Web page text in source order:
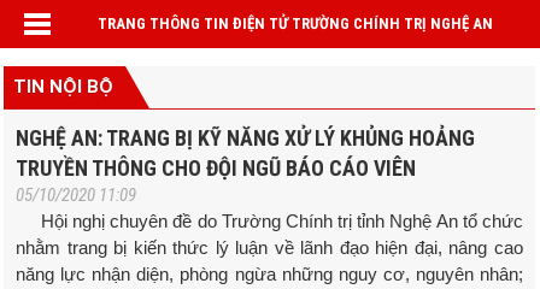
TRANG THÔNG TIN ĐIỆN TỬ TRƯỜNG CHÍNH TRỊ NGHỆ AN
TIN NỘI BỘ
NGHỆ AN: TRANG BỊ KỸ NĂNG XỬ LÝ KHỦNG HOẢNG
TRUYỀN THÔNG CHO ĐỘI NGŨ BÁO CÁO VIÊN
05/10/2020 11:09
Hội nghị chuyên đề do Trường Chính trị tỉnh Nghệ An tổ chức
nhằm trang bị kiến thức lý luận về lãnh đạo hiện đại, nâng cao
năng lực nhận diện, phòng ngừa những nguy cơ, nguyên nhân;